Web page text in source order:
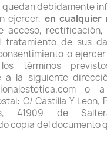
quedan debidamente
ejercer, en cualquier
acceso,
tratamiento de sus
o
términos
a la siguiente
o
C/ Castilla Y Leon,
41909 de
copia del documento